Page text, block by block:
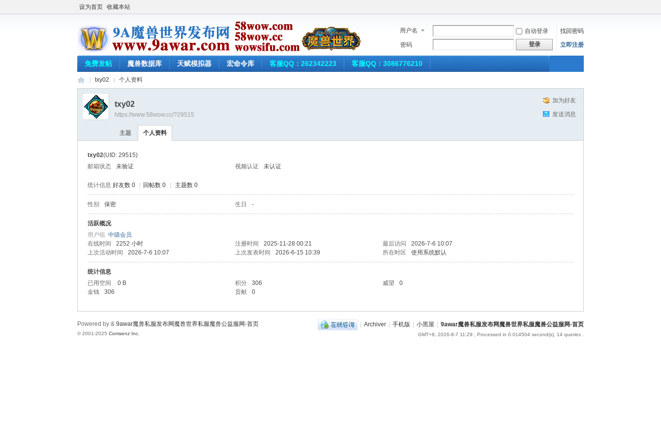
设为首页 收藏本站
用户名 自动登录
找回密码
密码
登录 立即注册
免费发帖 魔兽数据库 天赋模拟器 宏命令库 客服QQ：262342223 客服QQ：3086776210
›
txy02 个人资料
加为好友
发送消息
txy02
https://www.58wow.cc/?29515
主题 个人资料
txy02(UID: 29515)
邮箱状态
未验证 视频认证 未认证
统计信息 好友数 0 回帖数 0 主题数 0
性别 保密 生日 -
活跃概况
用户组 中级会员
在线时间
2252 小时 注册时间 2025-11-28 00:21 最后访问
2026-7-6 10:07
上次活动时间
2026-7-6 10:07 上次发表时间 2026-6-15 10:39 所在时区 使用系统默认
统计信息
已用空间
0 B 积分 306 威望
0
金钱
306 贡献 0
| Archiver | 手机版 | 小黑屋 | 9awar魔兽私服发布网魔兽世界私服魔兽公益服网-首页
GMT+8, 2026-8-7 11:29 , Processed in 0.014504 second(s), 14 queries .
Powered by & 9awar魔兽私服发布网魔兽世界私服魔兽公益服网-首页
© 2001-2025 Comsenz Inc.